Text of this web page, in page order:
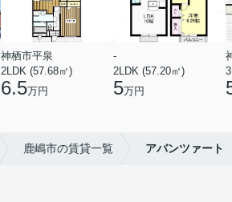
神栖市平泉
2LDK (57.68㎡)
6.5万円
-
2LDK (57.20㎡)
5万円
鹿嶋市の賃貸一覧 アバンツァート